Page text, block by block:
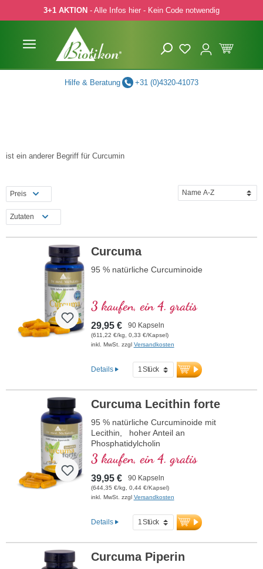
Hauptinhalt springen
Zur Suche springen
Zur Hauptnavigation springen
3+1 AKTION - Alle Infos hier - Kein Code notwendig
Hilfe & Beratung +31 (0)4320-41073
ist ein anderer Begriff für Curcumin
Preis
Zutaten
Curcuma
95 % natürliche Curcuminoide
3 kaufen, ein 4. gratis
29,95 € 90 Kapseln
(611,22 €/kg, 0,33 €/Kapsel)
inkl. MwSt. zzgl Versandkosten
Details
Curcuma Lecithin forte
95 % natürliche Curcuminoide mit
Lecithin, hoher Anteil an
Phosphatidylcholin
3 kaufen, ein 4. gratis
39,95 € 90 Kapseln
(644,35 €/kg, 0,44 €/Kapsel)
inkl. MwSt. zzgl Versandkosten
Details
Curcuma Piperin